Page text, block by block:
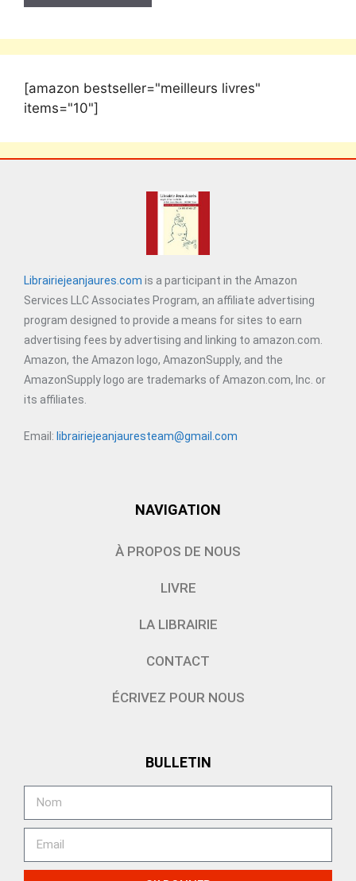
[amazon bestseller="meilleurs livres"
items="10"]
Librairiejeanjaures.com is a participant in the Amazon
Services LLC Associates Program, an affiliate advertising
program designed to provide a means for sites to earn
advertising fees by advertising and linking to amazon.com.
Amazon, the Amazon logo, AmazonSupply, and the
AmazonSupply logo are trademarks of Amazon.com, Inc. or
its affiliates.
Email: librairiejeanjauresteam@gmail.com
NAVIGATION
À PROPOS DE NOUS
LIVRE
LA LIBRAIRIE
CONTACT
ÉCRIVEZ POUR NOUS
BULLETIN